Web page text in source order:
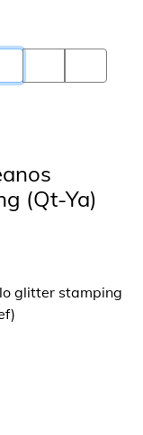
(Qt-Ya)